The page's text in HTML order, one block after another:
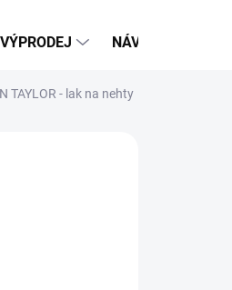
VÝPRODEJ NÁVODY
TAYLOR - lak na nehty